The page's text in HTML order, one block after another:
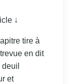
↓
tire à
en dit
et